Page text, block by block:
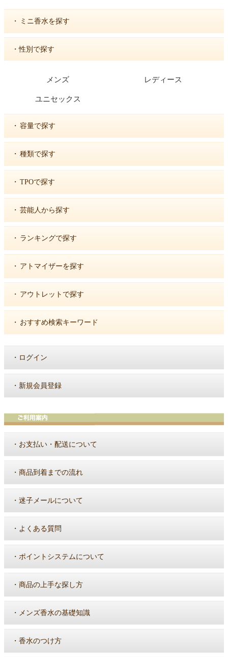
・ ミニ香水を探す
・性別で探す
メンズ レディース
ユニセックス
・ 容量で探す
・ 種類で探す
・ TPOで探す
・ 芸能人から探す
・ ランキングで探す
・ アトマイザーを探す
・ アウトレットで探す
・ おすすめ検索キーワード
・ ログイン
・ 新規会員登録
・ お支払い・配送について
・ 商品到着までの流れ
・ 迷子メールについて
・ よくある質問
・ ポイントシステムについて
・ 商品の上手な探し方
・ メンズ香水の基礎知識
・ 香水のつけ方